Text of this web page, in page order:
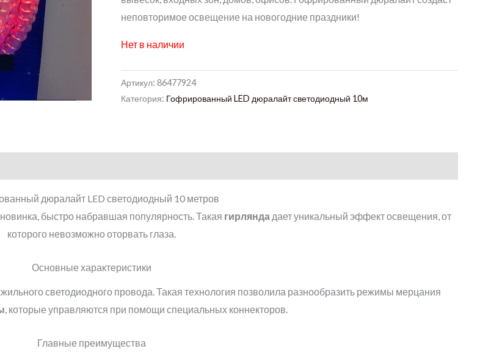
неповторимое освещение на новогодние праздники!
Нет в наличии
Артикул: 86477924
Категория: Гофрированный LED дюралайт светодиодный 10м
дюралайт LED светодиодный 10 метров
новинка, быстро набравшая популярность. Такая гирляндадает уникальный эффект освещения, от
которого невозможно оторвать глаза.
Основные характеристики
светодиодного провода. Такая технология позволила разнообразить режимы мерцания
, которые управляются при помощи специальных коннекторов.
Главные преимущества